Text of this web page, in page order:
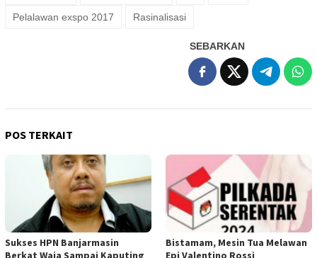
Pelalawan exspo 2017 Rasinalisasi
SEBARKAN
POS TERKAIT
Sukses HPN Banjarmasin
Berkat Waja Sampai Kaputing
Bistamam, Mesin Tua Melawan
Epi Valentino Rossi